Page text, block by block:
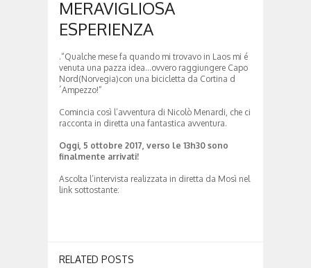
MERAVIGLIOSA
ESPERIENZA
.“Qualche mese fa quando mi trovavo in Laos mi é
venuta una pazza idea…ovvero raggiungere Capo
Nord(Norvegia)con una bicicletta da Cortina d
´Ampezzo!”
Comincia così l’avventura di Nicolò Menardi, che ci
racconta in diretta una fantastica avventura.
Oggi, 5 ottobre 2017, verso le 13h30 sono
finalmente arrivati!
Ascolta l’intervista realizzata in diretta da Mosì nel
link sottostante:
RELATED POSTS